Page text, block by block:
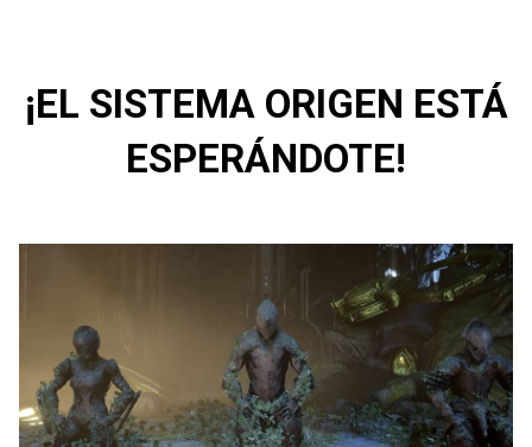
¡EL SISTEMA ORIGEN ESTÁ
ESPERÁNDOTE!